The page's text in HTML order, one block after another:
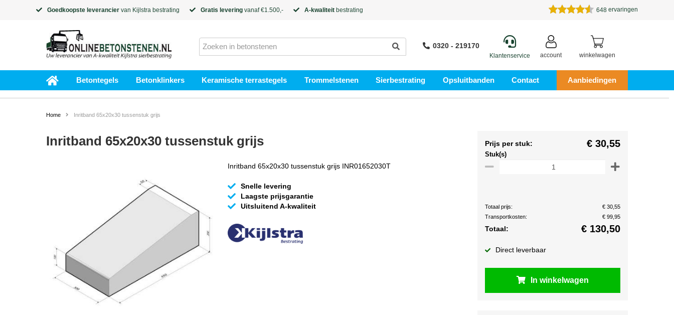
Goedkoopste leverancier van Kijlstra bestrating Gratis levering vanaf €1.500,- A-kwaliteit bestrating 648 ervaringen
0320 - 219170
Klantenservice account winkelwagen
Betontegels Betonklinkers Keramische terrastegels Trommelstenen Sierbestrating Opsluitbanden Contact Aanbiedingen
Home Inritband 65x20x30 tussenstuk grijs
Inritband 65x20x30 tussenstuk grijs
Inritband 65x20x30 tussenstuk grijs INR01652030T
Snelle levering
Laagste prijsgarantie
Uitsluitend A-kwaliteit
Prijs per stuk: € 30,55
Stuk(s)
Totaal prijs:
€ 30,55
Transportkosten:
€ 99,95
Totaal: € 130,50
Direct leverbaar
In winkelwagen